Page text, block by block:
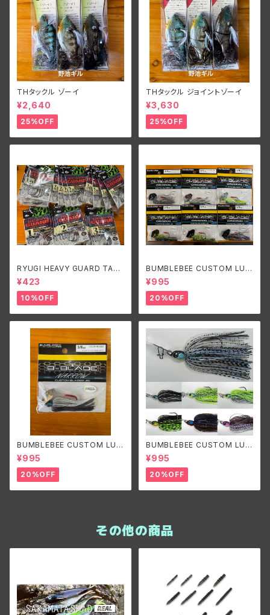
THタックル ゾーイ
¥2,640
25%OFF
THタックル ジョイントゾーイ
¥3,630
25%OFF
RYUGI HEAVY GUARD TALI
SMAN/リューギ ヘビーガードタ
リズマン
¥423
10%OFF
BUMBLEBEE CUSTOM LUR
ES B-BLADE ORIGINAL 1/4
oz/バンブルビーカスタムルアー
ズ ビーブレードオリジナル1/4o
z
¥995
20%OFF
BUMBLEBEE CUSTOM LUR
ES B-BLADE NARROW 3/8o
z バンブルビーカスタムルアーズ
ビーブレードナロー 3/8oz
¥995
20%OFF
BUMBLEBEE CUSTOM LUR
ES B-BLADE ORIGINAL 3/8
oz/ バンブルビーカスタムルア
ーズ ビーブレードオリジナル3/
8oz
¥995
20%OFF
その他の商品